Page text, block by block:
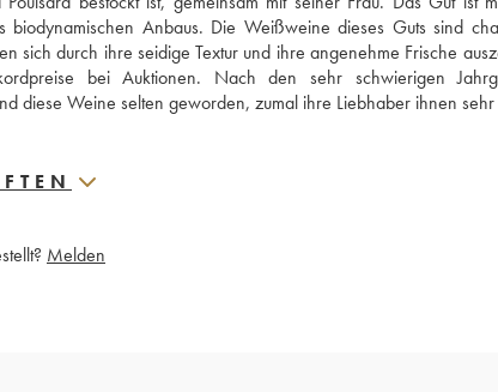
Anbaus. Die Weißweine dieses Guts sind
sich durch ihre seidige Textur und ihre angenehme Frische
bei Auktionen. Nach den sehr schwierigen
diese Weine selten geworden, zumal ihre Liebhaber ihnen
Melden